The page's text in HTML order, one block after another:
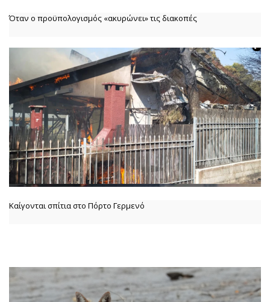
Όταν ο προϋπολογισμός «ακυρώνει» τις διακοπές
Καίγονται σπίτια στο Πόρτο Γερμενό